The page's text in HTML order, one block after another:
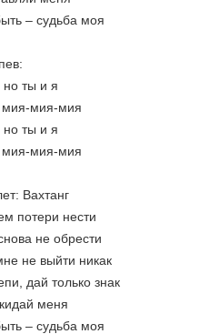
– судьба моя
ты и я
мия-мия
ты и я
мия-мия
Вахтанг
потери нести
не обрести
не выйти никак
дай только знак
меня
– судьба моя